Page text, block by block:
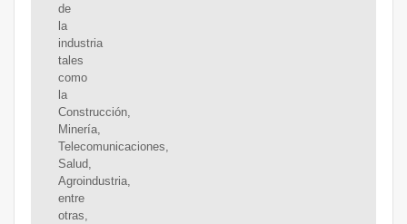
de
la
industria
tales
como
la
Construcción,
Minería,
Telecomunicaciones,
Salud,
Agroindustria,
entre
otras,